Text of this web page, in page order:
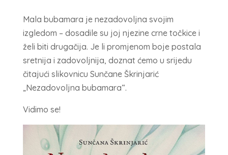
Mala bubamara je nezadovoljna svojim
izgledom – dosadile su joj njezine crne točkice i
želi biti drugačija. Je li promjenom boje postala
sretnija i zadovoljnija, doznat ćemo u srijedu
čitajući slikovnicu Sunčane Škrinjarić
„Nezadovoljna bubamara“.
Vidimo se!